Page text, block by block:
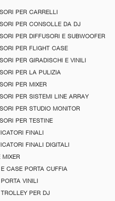
PER CARRELLI
PER CONSOLLE DA DJ
PER DIFFUSORI E SUBWOOFER
PER FLIGHT CASE
PER GIRADISCHI E VINILI
PER LA PULIZIA
PER MIXER
PER SISTEMI LINE ARRAY
PER STUDIO MONITOR
PER TESTINE
FINALI
FINALI DIGITALI
MIXER
CASE PORTA CUFFIA
VINILI
PER DJ